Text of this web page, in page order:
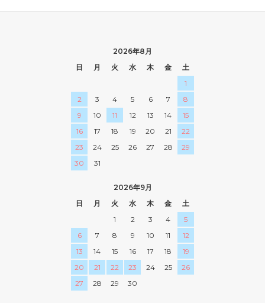
2026年8月
日
月 火 水 木 金
土
1
2
3 4 5 6 7
8
9
10 11 12 13 14
15
16
17 18 19 20 21
22
23
24 25 26 27 28
29
30
31
2026年9月
日
月 火 水 木 金
土
1
2 3 4
5
6
7 8 9 10 11
12
13
14 15 16 17 18
19
20
21 22 23 24 25
26
27
28 29 30